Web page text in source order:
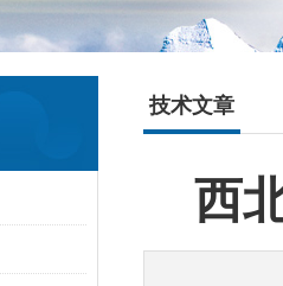
技术文章
西